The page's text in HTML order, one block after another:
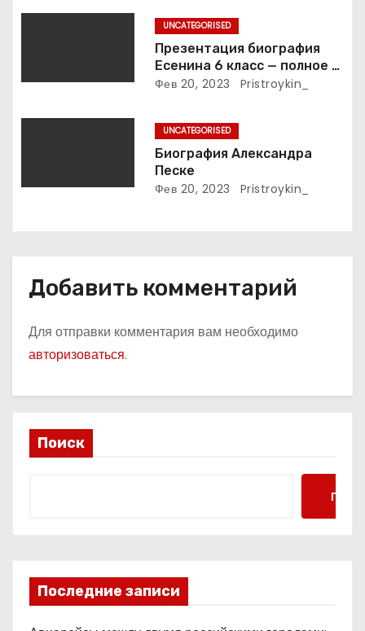
п
с
я
UNCATEGORISED
Презентация биография
Есенина 6 класс — полное и
подробное описание жизни
Фев 20, 2023 Pristroykin_
UNCATEGORISED
Биография Александра
Песке
Фев 20, 2023 Pristroykin_
Добавить комментарий
Для отправки комментария вам необходимо
авторизоваться.
Поиск
Поиск
Последние записи